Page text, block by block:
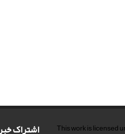
This work is licensed اشتراک